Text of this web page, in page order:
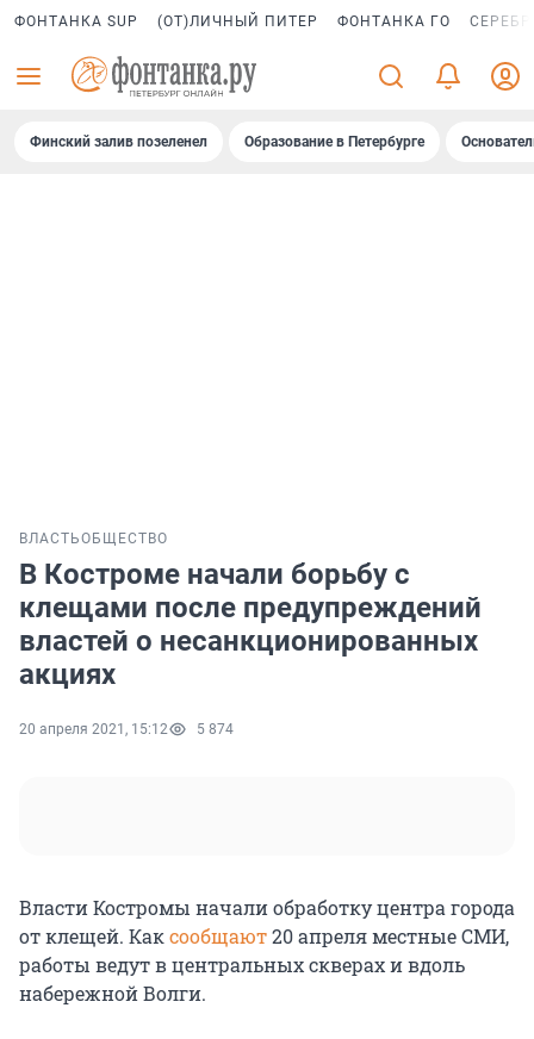
ФОНТАНКА SUP (ОТ)ЛИЧНЫЙ ПИТЕР ФОНТАНКА ГО
Финский залив позеленел Образование в Петербурге
ВЛАСТЬОБЩЕСТВО
В Костроме начали борьбу с
клещами после предупреждений
властей о несанкционированных
акциях
20 апреля 2021, 15:12 5 874
Власти Костромы начали обработку центра города
от клещей. Каксообщают20 апреля местные СМИ,
работы ведут в центральных скверах и вдоль
набережной Волги.